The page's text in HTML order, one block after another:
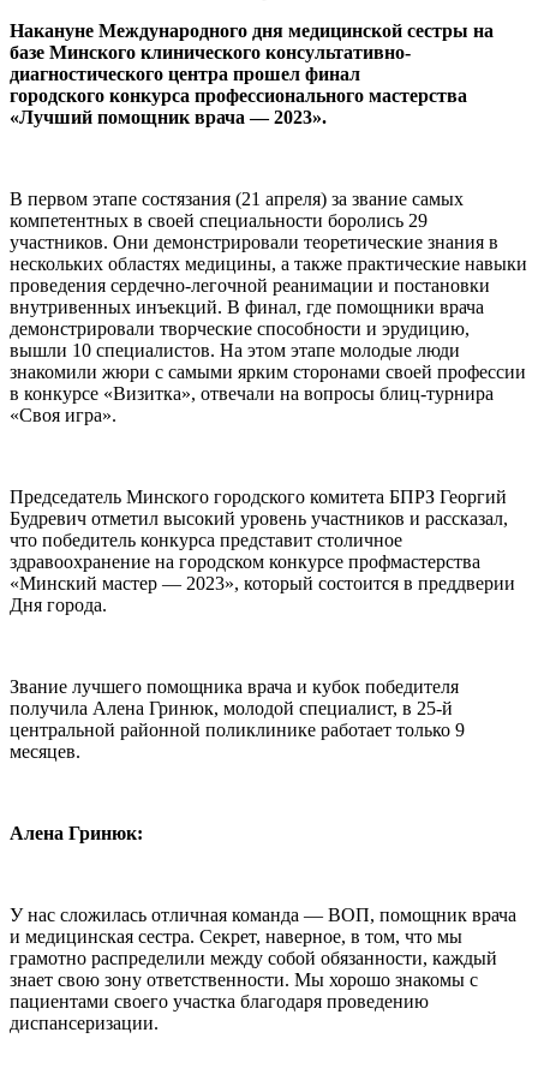
Накануне Международного дня медицинской сестры на
базе Минского клинического консультативно-
диагностического центра прошел финал
городского конкурса профессионального мастерства
«Лучший помощник врача — 2023».
В первом этапе состязания (21 апреля) за звание самых
компетентных в своей специальности боролись 29
участников. Они демонстрировали теоретические знания в
нескольких областях медицины, а также практические навыки
проведения сердечно-легочной реанимации и постановки
внутривенных инъекций. В финал, где помощники врача
демонстрировали творческие способности и эрудицию,
вышли 10 специалистов. На этом этапе молодые люди
знакомили жюри с самыми ярким сторонами своей профессии
в конкурсе «Визитка», отвечали на вопросы блиц-турнира
«Своя игра».
Председатель Минского городского комитета БПРЗ Георгий
Будревич отметил высокий уровень участников и рассказал,
что победитель конкурса представит столичное
здравоохранение на городском конкурсе профмастерства
«Минский мастер — 2023», который состоится в преддверии
Дня города.
Звание лучшего помощника врача и кубок победителя
получила Алена Гринюк, молодой специалист, в 25-й
центральной районной поликлинике работает только 9
месяцев.
Алена Гринюк:
У нас сложилась отличная команда — ВОП, помощник врача
и медицинская сестра. Секрет, наверное, в том, что мы
грамотно распределили между собой обязанности, каждый
знает свою зону ответственности. Мы хорошо знакомы с
пациентами своего участка благодаря проведению
диспансеризации.